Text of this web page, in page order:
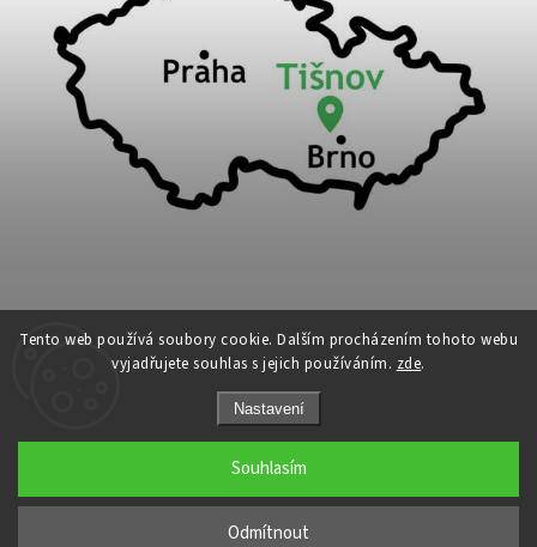
Tento web používá soubory cookie. Dalším procházením tohoto webu
vyjadřujete souhlas s jejich používáním. zde.
Nastavení
Odmítnout
Souhlasím
Cykloport. Všechna práva vyhrazena.
Upravit nastavení cookies